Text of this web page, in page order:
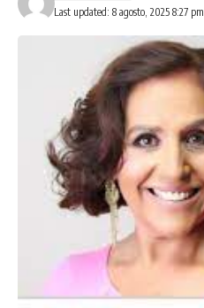
Last updated: 8 agosto, 2025 8:27 pm